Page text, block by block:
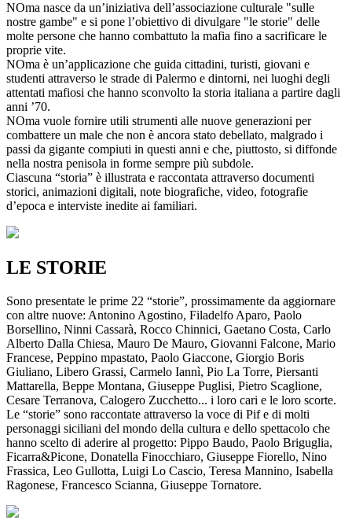
NOma nasce da un’iniziativa dell’associazione culturale "sulle
nostre gambe" e si pone l’obiettivo di divulgare "le storie" delle
molte persone che hanno combattuto la mafia fino a sacrificare le
proprie vite.
NOma è un’applicazione che guida cittadini, turisti, giovani e
studenti attraverso le strade di Palermo e dintorni, nei luoghi degli
attentati mafiosi che hanno sconvolto la storia italiana a partire dagli
anni ’70.
NOma vuole fornire utili strumenti alle nuove generazioni per
combattere un male che non è ancora stato debellato, malgrado i
passi da gigante compiuti in questi anni e che, piuttosto, si diffonde
nella nostra penisola in forme sempre più subdole.
Ciascuna “storia” è illustrata e raccontata attraverso documenti
storici, animazioni digitali, note biografiche, video, fotografie
d’epoca e interviste inedite ai familiari.
LE STORIE
Sono presentate le prime 22 “storie”, prossimamente da aggiornare
con altre nuove: Antonino Agostino, Filadelfo Aparo, Paolo
Borsellino, Ninni Cassarà, Rocco Chinnici, Gaetano Costa, Carlo
Alberto Dalla Chiesa, Mauro De Mauro, Giovanni Falcone, Mario
Francese, Peppino mpastato, Paolo Giaccone, Giorgio Boris
Giuliano, Libero Grassi, Carmelo Iannì, Pio La Torre, Piersanti
Mattarella, Beppe Montana, Giuseppe Puglisi, Pietro Scaglione,
Cesare Terranova, Calogero Zucchetto... i loro cari e le loro scorte.
Le “storie” sono raccontate attraverso la voce di Pif e di molti
personaggi siciliani del mondo della cultura e dello spettacolo che
hanno scelto di aderire al progetto: Pippo Baudo, Paolo Briguglia,
Ficarra&Picone, Donatella Finocchiaro, Giuseppe Fiorello, Nino
Frassica, Leo Gullotta, Luigi Lo Cascio, Teresa Mannino, Isabella
Ragonese, Francesco Scianna, Giuseppe Tornatore.